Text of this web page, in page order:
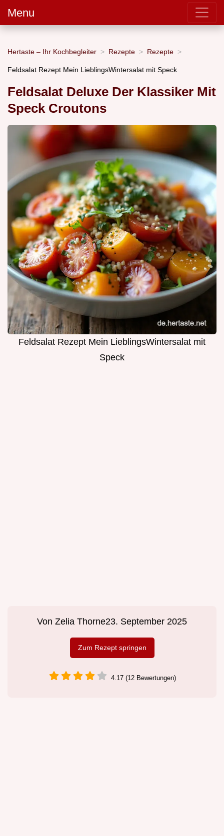
Menu
Hertaste – Ihr Kochbegleiter Rezepte Rezepte
Feldsalat Rezept Mein LieblingsWintersalat mit Speck
Feldsalat Deluxe Der Klassiker Mit
Speck Croutons
Feldsalat Rezept Mein LieblingsWintersalat mit
Speck
Von Zelia Thorne23. September 2025
Zum Rezept springen
4.17 (12 Bewertungen)